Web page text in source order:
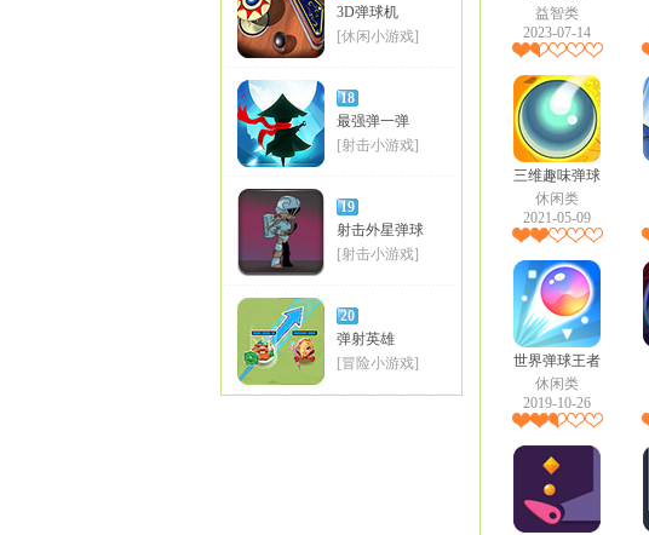
3D弹球机
[休闲小游戏]
18
最强弹一弹
[射击小游戏]
19
射击外星弹球
[射击小游戏]
20
弹射英雄
[冒险小游戏]
益智类
2023-07-14
三维趣味弹球
休闲类
2021-05-09
世界弹球王者
休闲类
2019-10-26